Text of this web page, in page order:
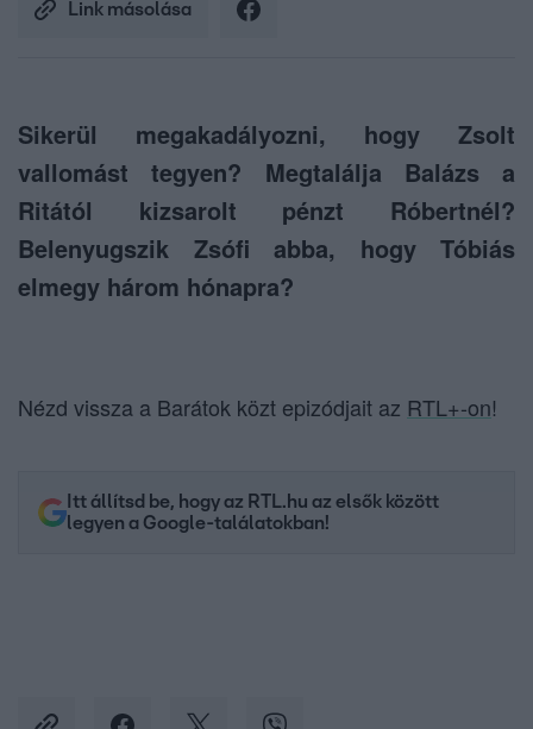
Link másolása
Sikerül megakadályozni, hogy Zsolt
vallomást tegyen? Megtalálja Balázs a
Ritától kizsarolt pénzt Róbertnél?
Belenyugszik Zsófi abba, hogy Tóbiás
elmegy három hónapra?
Nézd vissza a Barátok közt epizódjait az RTL+-on!
Itt állítsd be, hogy az RTL.hu az elsők között
legyen a Google-találatokban!